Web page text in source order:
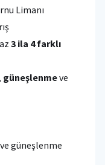
Limanı
3 ila 4 farklı
güneşlenmeve
güneşlenme